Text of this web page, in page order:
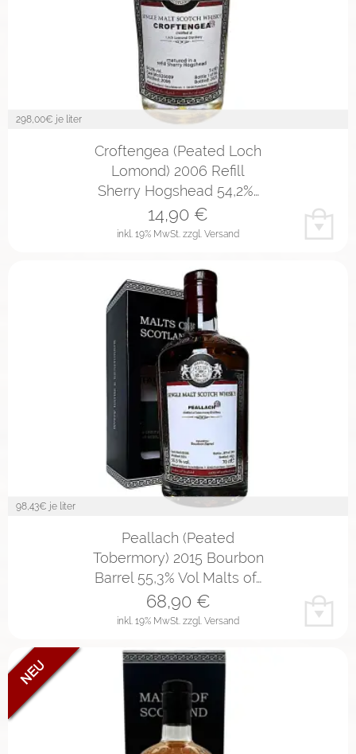
298,00€ je liter
Croftengea (Peated Loch
Lomond) 2006 Refill
Sherry Hogshead 54,2%…
inkl. 19% MwSt. zzgl. Versand
14,90 €
98,43€ je liter
Peallach (Peated
Tobermory) 2015 Bourbon
Barrel 55,3% Vol Malts of…
inkl. 19% MwSt. zzgl. Versand
68,90€